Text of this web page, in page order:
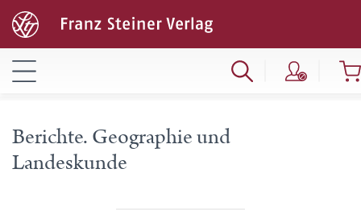
Berichte. Geographie und
Landeskunde